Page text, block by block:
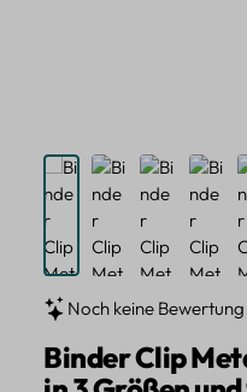
Noch keine Bewertung
Binder Clip